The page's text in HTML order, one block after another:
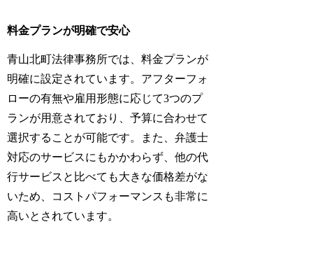
料金プランが明確で安心
青山北町法律事務所では、料金プランが
明確に設定されています。アフターフォ
ローの有無や雇用形態に応じて3つのプ
ランが用意されており、予算に合わせて
選択することが可能です。また、弁護士
対応のサービスにもかかわらず、他の代
行サービスと比べても大きな価格差がな
いため、コストパフォーマンスも非常に
高いとされています。